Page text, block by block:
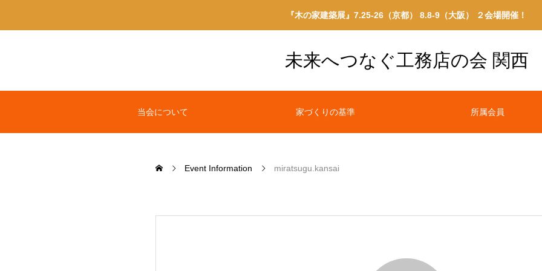
『木の家建築展』7.25-26（京都） 8.8-9（大阪） ２会場開催！
未来へつなぐ工務店の会 関西
当会について 家づくりの基準 所属会員
Event Information miratsugu.kansai